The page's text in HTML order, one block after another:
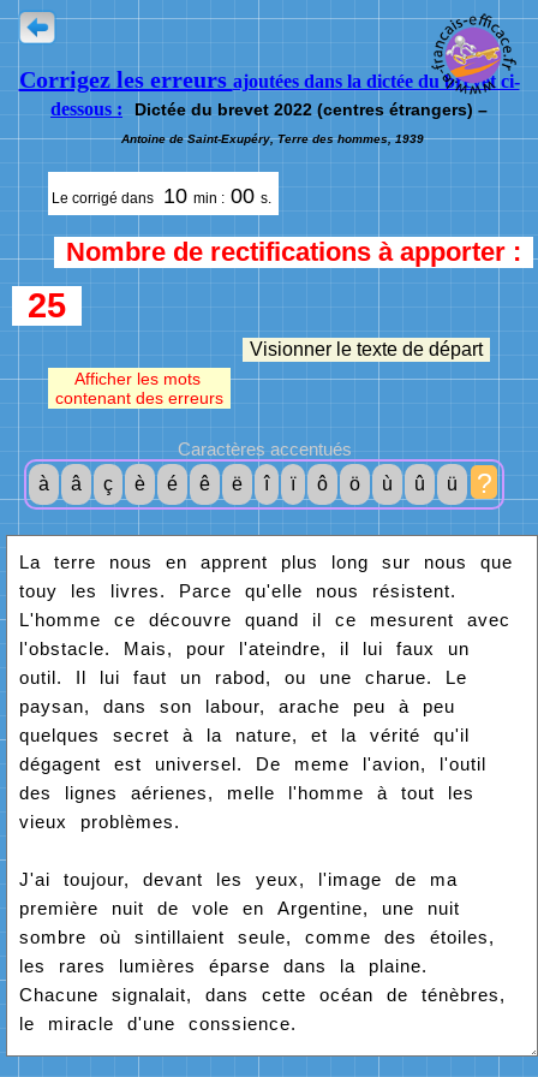
Corrigez les erreurs ajoutées dans la dictée du brevet ci-
dessous :
Dictée du brevet 2022 (centres étrangers) –
Antoine de Saint-Exupéry, Terre des hommes, 1939
Le corrigé dans 10 min : 00 s.
Nombre de rectifications à apporter :
25
Visionner le texte de départ
Afficher les mots
contenant des erreurs
Caractères accentués
à
â ç è é ê ë î ï ô ö ù û ü ?